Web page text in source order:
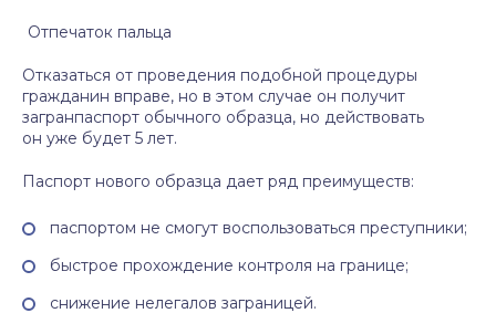
Отпечаток пальца
Отказаться от проведения подобной процедуры
гражданин вправе, но в этом случае он получит
загранпаспорт обычного образца, но действовать
он уже будет 5 лет.
Паспорт нового образца дает ряд преимуществ:
паспортом не смогут воспользоваться преступники;
быстрое прохождение контроля на границе;
снижение нелегалов заграницей.